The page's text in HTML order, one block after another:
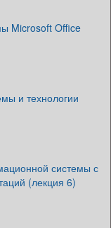
Microsoft Office
и технологии
системы с
(лекция 6)